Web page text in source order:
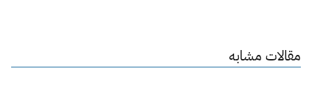
مقالات مشابه